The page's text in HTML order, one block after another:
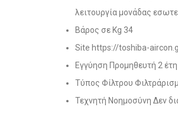
λειτουργία μονάδας
Βάρος σε Kg 34
Site https://toshiba-
Εγγύηση Προμηθευτή 2 έτη
Τύπος Φίλτρου
Τεχνητή Νοημοσύνη Δεν